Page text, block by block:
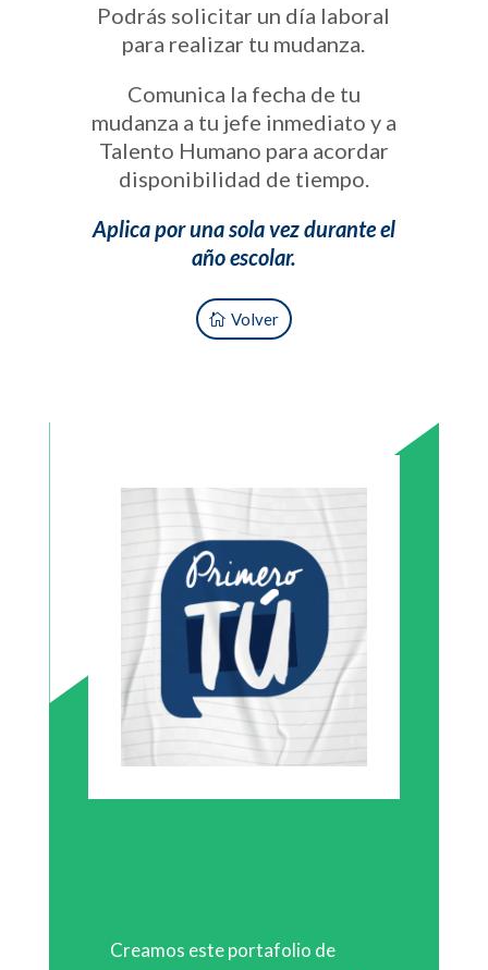
Podrás solicitar un día laboral
para realizar tu mudanza.
Comunica la fecha de tu
mudanza a tu jefe inmediato y a
Talento Humano para acordar
disponibilidad de tiempo.
Aplica por una sola vez durante el
año escolar.
Volver
Creamos este portafolio de